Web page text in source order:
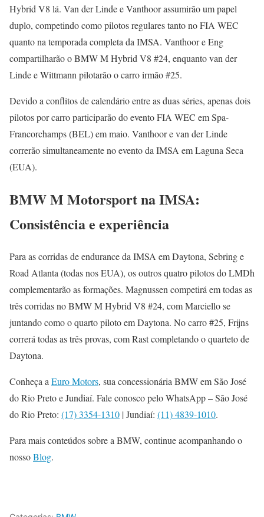
Hybrid V8 lá. Van der Linde e Vanthoor assumirão um papel
duplo, competindo como pilotos regulares tanto no FIA WEC
quanto na temporada completa da IMSA. Vanthoor e Eng
compartilharão o BMW M Hybrid V8 #24, enquanto van der
Linde e Wittmann pilotarão o carro irmão #25.
Devido a conflitos de calendário entre as duas séries, apenas dois
pilotos por carro participarão do evento FIA WEC em Spa-
Francorchamps (BEL) em maio. Vanthoor e van der Linde
correrão simultaneamente no evento da IMSA em Laguna Seca
(EUA).
BMW M Motorsport na IMSA:
Consistência e experiência
Para as corridas de endurance da IMSA em Daytona, Sebring e
Road Atlanta (todas nos EUA), os outros quatro pilotos do LMDh
complementarão as formações. Magnussen competirá em todas as
três corridas no BMW M Hybrid V8 #24, com Marciello se
juntando como o quarto piloto em Daytona. No carro #25, Frijns
correrá todas as três provas, com Rast completando o quarteto de
Daytona.
Conheça a Euro Motors, sua concessionária BMW em São José
do Rio Preto e Jundiaí. Fale conosco pelo WhatsApp – São José
do Rio Preto: (17) 3354-1310 | Jundiaí: (11) 4839-1010.
Para mais conteúdos sobre a BMW, continue acompanhando o
nossoBlog.